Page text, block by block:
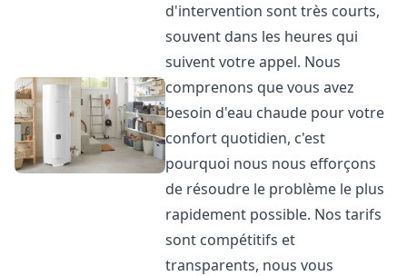
d'intervention sont très courts,
souvent dans les heures qui
suivent votre appel. Nous
comprenons que vous avez
besoin d'eau chaude pour votre
confort quotidien, c'est
pourquoi nous nous efforçons
de résoudre le problème le plus
rapidement possible. Nos tarifs
sont compétitifs et
transparents, nous vous